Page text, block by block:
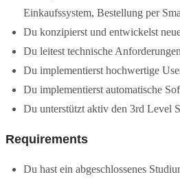
Einkaufssystem, Bestellung per
Du konzipierst und entwickelst
Du leitest technische
Du implementierst hochwertige
Du implementierst automatische
Du unterstützt aktiv den 3rd Level
Requirements
Du hast ein abgeschlossenes